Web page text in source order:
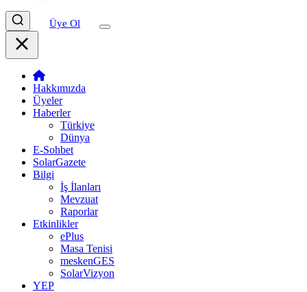
Üye Ol
Hakkımızda
Üyeler
Haberler
Türkiye
Dünya
E-Sohbet
SolarGazete
Bilgi
İş İlanları
Mevzuat
Raporlar
Etkinlikler
ePlus
Masa Tenisi
meskenGES
SolarVizyon
YEP